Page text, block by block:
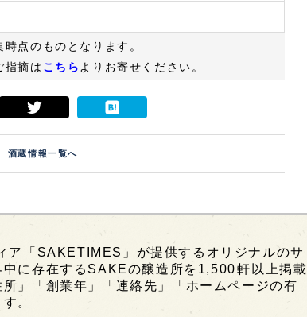
点のものとなります。
指摘は こちら よりお寄せください。
酒蔵情報一覧へ
ア「SAKETIMES」が提供するオリジナルのサ
に存在するSAKEの醸造所を1,500軒以上掲載
」「創業年」「連絡先」「ホームページの有
。